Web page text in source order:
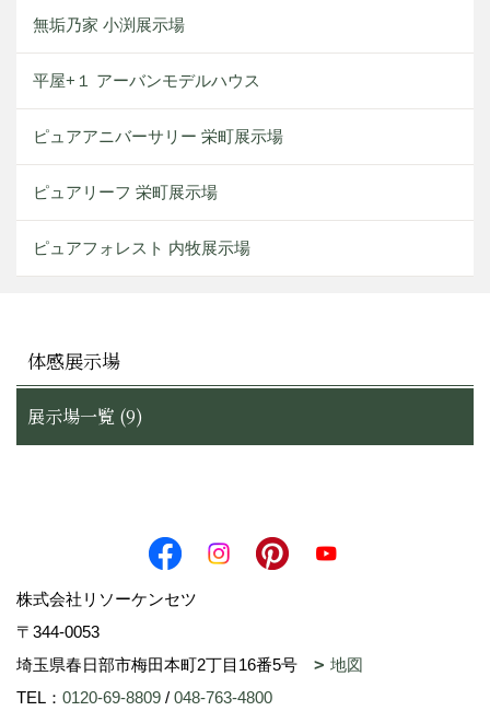
無垢乃家 小渕展示場
平屋+１ アーバンモデルハウス
ピュアアニバーサリー 栄町展示場
ピュアリーフ 栄町展示場
ピュアフォレスト 内牧展示場
体感展示場
展示場一覧 (9)
株式会社リソーケンセツ
〒344-0053
埼玉県春日部市梅田本町2丁目16番5号
地図
TEL： 0120-69-8809 / 048-763-4800